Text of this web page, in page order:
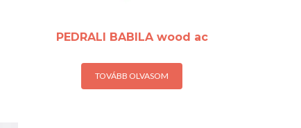
PEDRALI BABILA wood ac
TOVÁBB OLVASOM